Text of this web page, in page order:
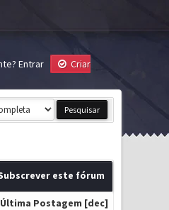
Entrar
Criar
este fórum
Última Postagem [dec]